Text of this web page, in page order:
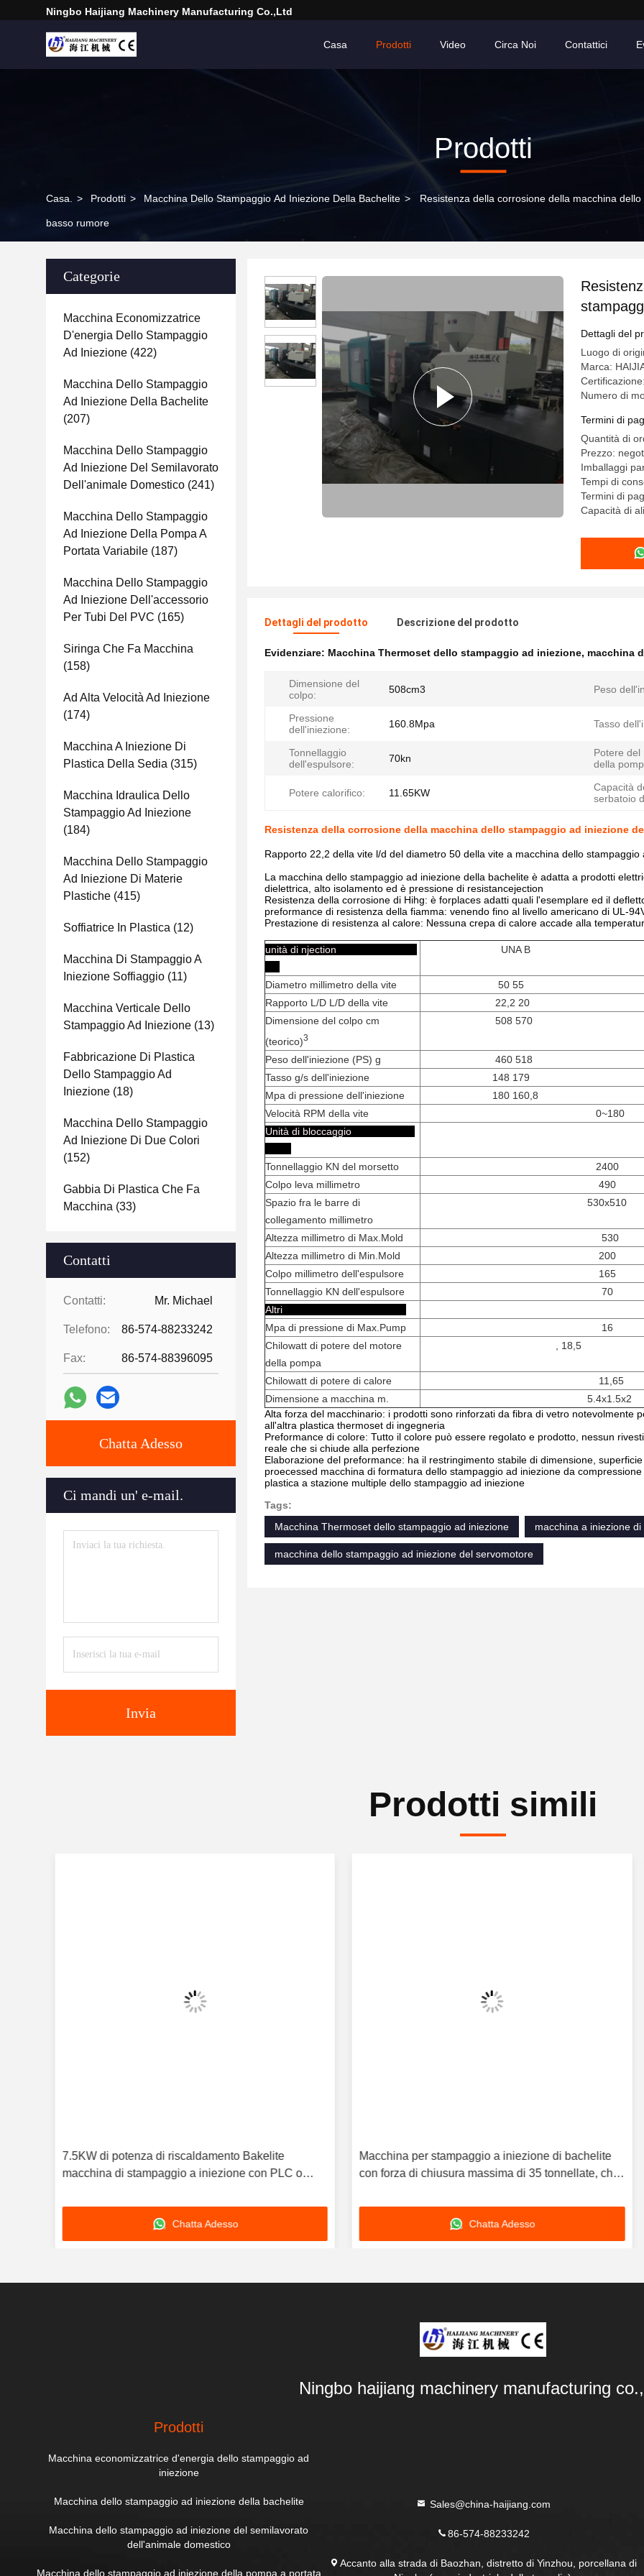
Ningbo Haijiang Machinery Manufacturing Co.,Ltd
Casa Prodotti Video Circa Noi Contattici
Prodotti
Casa. > Prodotti > Macchina Dello Stampaggio Ad Iniezione Della Bachelite > Resistenza della corrosione della macchina
basso rumore
Categorie
Macchina Economizzatrice
D'energia Dello Stampaggio
Ad Iniezione (422)
Macchina Dello Stampaggio
Ad Iniezione Della Bachelite
(207)
Macchina Dello Stampaggio
Ad Iniezione Del Semilavorato
Dell'animale Domestico (241)
Macchina Dello Stampaggio
Ad Iniezione Della Pompa A
Portata Variabile (187)
Macchina Dello Stampaggio
Ad Iniezione Dell'accessorio
Per Tubi Del PVC (165)
Siringa Che Fa Macchina
(158)
Ad Alta Velocità Ad Iniezione
(174)
Macchina A Iniezione Di
Plastica Della Sedia (315)
Macchina Idraulica Dello
Stampaggio Ad Iniezione
(184)
Macchina Dello Stampaggio
Ad Iniezione Di Materie
Plastiche (415)
Soffiatrice In Plastica (12)
Macchina Di Stampaggio A
Iniezione Soffiaggio (11)
Macchina Verticale Dello
Stampaggio Ad Iniezione (13)
Fabbricazione Di Plastica
Dello Stampaggio Ad
Iniezione (18)
Macchina Dello Stampaggio
Ad Iniezione Di Due Colori
(152)
Gabbia Di Plastica Che Fa
Macchina (33)
Contatti
Contatti: Mr. Michael
Telefono: 86-574-88233242
Fax: 86-574-88396095
Chatta Adesso
Ci mandi un' e-mail.
Invia
Dettagli del
Luogo di
Marca:
Numero di
Termini di
Quantità di
Prezzo:
Imballaggi
Tempi di
Termini di
Capacità di
Dettagli del prodotto Descrizione del prodotto
Evidenziare: Macchina Thermoset dello stampaggio ad iniezione, macchina
Dimensione del
colpo:
508cm3 Peso
Pressione
dell'iniezione:
160.8Mpa Tasso
Tonnellaggio
dell'espulsore:
70kn
Potere del
della
Potere calorifico: 11.65KW
Capacità
serbatoio
Resistenza della corrosione della macchina dello stampaggio ad iniezione
Rapporto 22,2 della vite l/d del diametro 50 della vite a macchina dello
La macchina dello stampaggio ad iniezione della bachelite è adatta a prodotti
dielettrica, alto isolamento ed è pressione di resistancejection
Resistenza della corrosione di Hihg: è forplaces adatti quali l'esemplare ed il
preformance di resistenza della fiamma: venendo fino al livello americano di UL-
Prestazione di resistenza al calore: Nessuna crepa di calore accade alla
unità di njection UNA B
Diametro millimetro della vite
50 55
Rapporto L/D L/D della vite
22,2 20
Dimensione del colpo cm
(teorico)3
508 570
Peso dell'iniezione (PS) g
460 518
Tasso g/s dell'iniezione
148 179
Mpa di pressione dell'iniezione
180 160,8
Velocità RPM della vite
Unità di bloccaggio
Tonnellaggio KN del morsetto
2400
Colpo leva millimetro
490
Spazio fra le barre di
collegamento millimetro
530x510
Altezza millimetro di Max.Mold
530
Altezza millimetro di Min.Mold
200
Colpo millimetro dell'espulsore
165
Tonnellaggio KN dell'espulsore
70
Altri
Mpa di pressione di Max.Pump
16
Chilowatt di potere del motore
della pompa
, 18,5
Chilowatt di potere di calore
11,65
Dimensione a macchina m.
5.4x1.5x2
Alta forza del macchinario: i prodotti sono rinforzati da fibra di vetro notevolmente
all'altra plastica thermoset di ingegneria
Preformance di colore: Tutto il colore può essere regolato e prodotto, nessun
reale che si chiude alla perfezione
Elaborazione del preformance: ha il restringimento stabile di dimensione,
proecessed macchina di formatura dello stampaggio ad iniezione da
plastica a stazione multiple dello stampaggio ad iniezione
Tags:
Macchina Thermoset dello stampaggio ad iniezione
macchina a iniezione
macchina dello stampaggio ad iniezione del servomotore
Prodotti simili
7.5KW di potenza di riscaldamento Bakelite
macchina di stampaggio a iniezione con PLC o
la produzione di muffe
Chatta Adesso
Macchina per stampaggio a iniezione di bachelite
con forza di chiusura massima di 35 tonnellate, che
progetti di stampi complessi
Chatta Adesso
Ningbo haijiang machinery manufacturing
Prodotti
Macchina economizzatrice d'energia dello stampaggio ad
iniezione
Macchina dello stampaggio ad iniezione della bachelite
Macchina dello stampaggio ad iniezione del semilavorato
dell'animale domestico
Macchina dello stampaggio ad iniezione della pompa a portata
Sales@china-haijiang.com
86-574-88233242
Accanto alla strada di Baozhan, distretto di Yinzhou, porcellana di